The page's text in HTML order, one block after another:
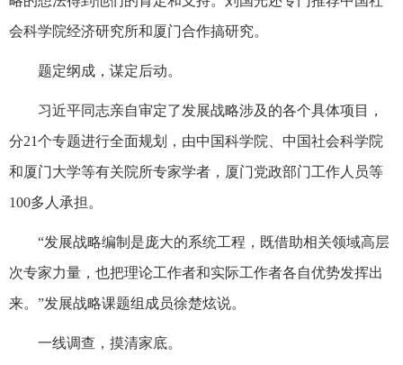
会科学院经济研究所和厦门合作搞研究。
题定纲成，谋定后动。
习近平同志亲自审定了发展战略涉及的各个具体项目，
分21个专题进行全面规划，由中国科学院、中国社会科学院
和厦门大学等有关院所专家学者，厦门党政部门工作人员等
100多人承担。
“发展战略编制是庞大的系统工程，既借助相关领域高层
次专家力量，也把理论工作者和实际工作者各自优势发挥出
来。”发展战略课题组成员徐楚炫说。
一线调查，摸清家底。